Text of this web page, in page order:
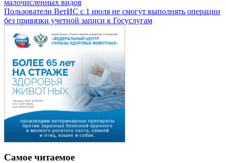
малочисленных видов
Пользователи ВетИС с 1 июля не смогут выполнять операции
без привязки учетной записи к Госуслугам
Самое читаемое